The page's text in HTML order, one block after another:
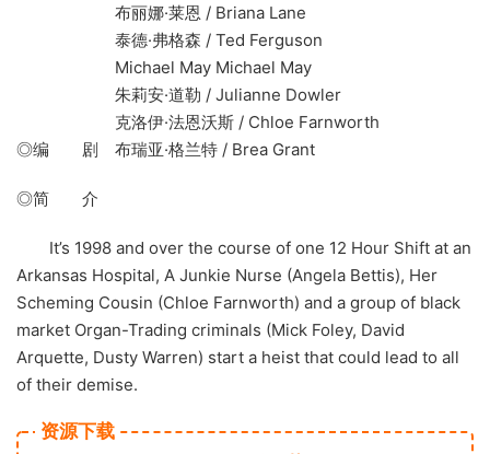
布丽娜·莱恩 / Briana Lane
泰德·弗格森 / Ted Ferguson
Michael May Michael May
朱莉安·道勒 / Julianne Dowler
克洛伊·法恩沃斯 / Chloe Farnworth
◎编 剧 布瑞亚·格兰特 / Brea Grant
◎简 介
It’s 1998 and over the course of one 12 Hour Shift at an
Arkansas Hospital, A Junkie Nurse (Angela Bettis), Her
Scheming Cousin (Chloe Farnworth) and a group of black
market Organ-Trading criminals (Mick Foley, David
Arquette, Dusty Warren) start a heist that could lead to all
of their demise.
资源下载